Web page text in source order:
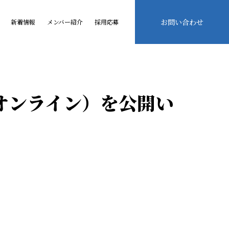
新着情報 メンバー紹介 採用応募 お問い合わせ
ライン）を公開い